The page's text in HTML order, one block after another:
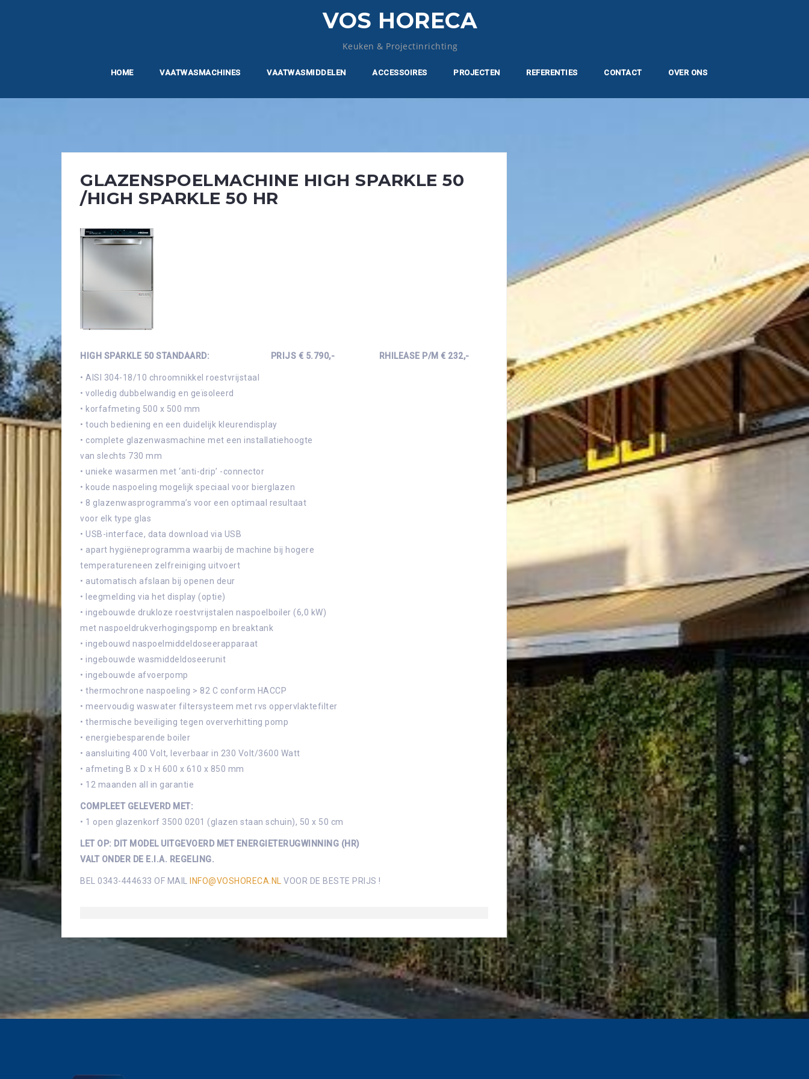
VOS HORECA
Keuken & Projectinrichting
HOME VAATWASMACHINES VAATWASMIDDELEN ACCESSOIRES PROJECTEN REFERENTIES CONTACT OVER ONS
GLAZENSPOELMACHINE HIGH SPARKLE 50
/HIGH SPARKLE 50 HR
HIGH SPARKLE 50 STANDAARD: PRIJS € 5.790,- RHILEASE P/M € 232,-
• AISI 304-18/10 chroomnikkel roestvrijstaal
• volledig dubbelwandig en geïsoleerd
• korfafmeting 500 x 500 mm
• touch bediening en een duidelijk kleurendisplay
• complete glazenwasmachine met een installatiehoogte
van slechts 730 mm
• unieke wasarmen met ‘anti-drip’ -connector
• koude naspoeling mogelijk speciaal voor bierglazen
• 8 glazenwasprogramma’s voor een optimaal resultaat
voor elk type glas
• USB-interface, data download via USB
• apart hygiëneprogramma waarbij de machine bij hogere
temperatureneen zelfreiniging uitvoert
• automatisch afslaan bij openen deur
• leegmelding via het display (optie)
• ingebouwde drukloze roestvrijstalen naspoelboiler (6,0 kW)
met naspoeldrukverhogingspomp en breaktank
• ingebouwd naspoelmiddeldoseerapparaat
• ingebouwde wasmiddeldoseerunit
• ingebouwde afvoerpomp
• thermochrone naspoeling > 82 C conform HACCP
• meervoudig waswater filtersysteem met rvs oppervlaktefilter
• thermische beveiliging tegen oververhitting pomp
• energiebesparende boiler
• aansluiting 400 Volt, leverbaar in 230 Volt/3600 Watt
• afmeting B x D x H 600 x 610 x 850 mm
• 12 maanden all in garantie
COMPLEET GELEVERD MET:
• 1 open glazenkorf 3500 0201 (glazen staan schuin), 50 x 50 cm
LET OP: DIT MODEL UITGEVOERD MET ENERGIETERUGWINNING (HR)
VALT ONDER DE E.I.A. REGELING.
BEL 0343-444633 OF MAIL INFO@VOSHORECA.NL VOOR DE BESTE PRIJS !